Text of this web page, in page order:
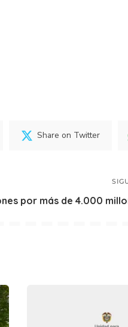
Share on Twitter
por más de 4.000